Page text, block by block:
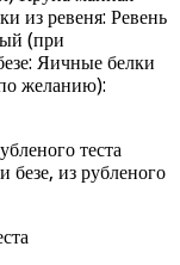
из ревеня: Ревень
(при
Яичные белки
желанию):
теста
из рубленого